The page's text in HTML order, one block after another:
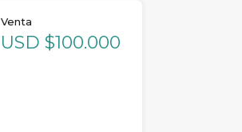
Venta
USD $100.000